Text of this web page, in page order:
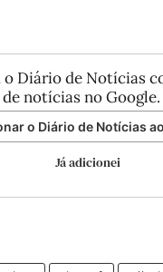
o Diário de Notícias
notícias no Google.
o Diário de Notícias
Já adicionei